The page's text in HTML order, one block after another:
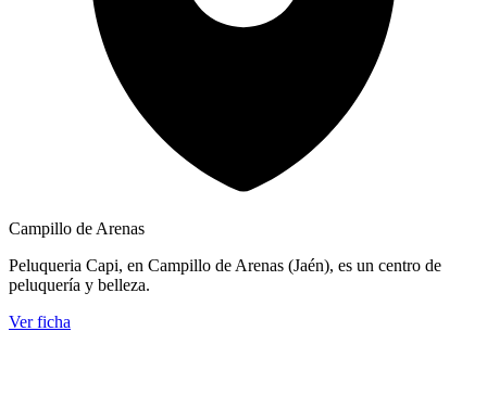
Campillo de Arenas
Peluqueria Capi, en Campillo de Arenas (Jaén), es un centro de
peluquería y belleza.
Ver ficha